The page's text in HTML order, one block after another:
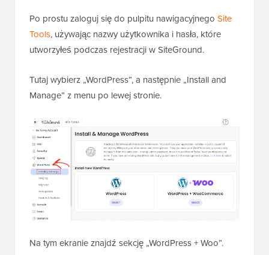
Po prostu zaloguj się do pulpitu nawigacyjnego Site
Tools, używając nazwy użytkownika i hasła, które
utworzyłeś podczas rejestracji w SiteGround.
Tutaj wybierz „WordPress”, a następnie „Install and
Manage” z menu po lewej stronie.
Na tym ekranie znajdź sekcję „WordPress + Woo”.